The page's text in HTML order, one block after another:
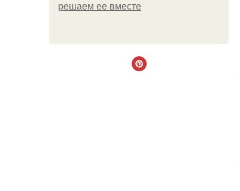
решаем ее вместе